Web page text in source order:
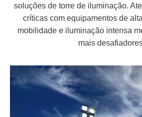
soluções de torre de iluminação.
críticas com equipamentos de
mobilidade e iluminação intensa
mais